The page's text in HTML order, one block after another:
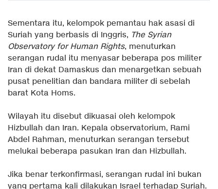
Sementara itu, kelompok pemantau hak asasi di
Suriah yang berbasis di Inggris, The Syrian
Observatory for Human Rights, menuturkan
serangan rudal itu menyasar beberapa pos militer
Iran di dekat Damaskus dan menargetkan sebuah
pusat penelitian dan bandara militer di sebelah
barat Kota Homs.
Wilayah itu disebut dikuasai oleh kelompok
Hizbullah dan Iran. Kepala observatorium, Rami
Abdel Rahman, menuturkan serangan tersebut
melukai beberapa pasukan Iran dan Hizbullah.
Jika benar terkonfirmasi, serangan rudal ini bukan
yang pertama kali dilakukan Israel terhadap Suriah.